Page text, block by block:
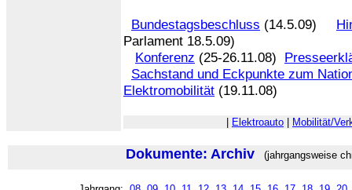
Bundestagsbeschluss (14.5.09)
Parlament 18.5.09)
Konferenz (25-26.11.08)
Sachstand und Eckpunkte zum
Elektromobilität (19.11.08)
Elektroauto Mobilität/
Dokumente: Archiv (jahrgangsweise